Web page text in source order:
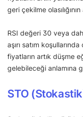
geri çekilme
RSI değeri 30 veya
aşırı satım
fiyatların artık düşme
gelebileceği anlamına
STO